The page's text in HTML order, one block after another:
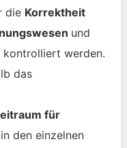
die Korrektheit
und
kontrolliert werden.
das
für
den einzelnen